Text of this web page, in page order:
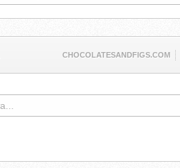
CHOCOLATESANDFIGS.COM